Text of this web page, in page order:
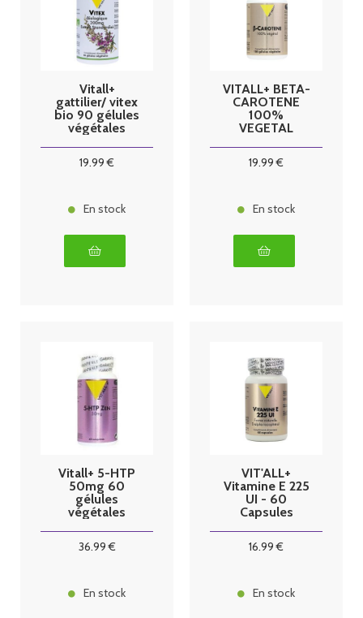
Vitall+
gattilier/ vitex
bio 90 gélules
végétales
19.99 €
En stock
VITALL+ BETA-
CAROTENE
100%
VEGETAL
19.99 €
En stock
Vitall+ 5-HTP
50mg 60
gélules
végétales
36.99€
En stock
VIT'ALL+
Vitamine E 225
UI - 60
Capsules
16.99 €
En stock